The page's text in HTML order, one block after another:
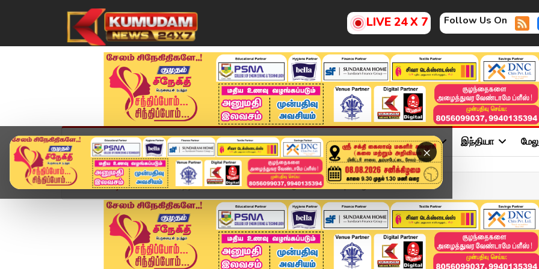
LIVE 24 X 7 Follow Us On
×
முகப்பு விளையாட்டு அண்மை தமிழ்நாடு சினிமா அரசியல் விளையாட்டு இந்தியா
Home வீடியோ ஸ்டோரி ரத்தான விமானங்கள் Tension-ஆன பயணிகள் | Indigo A...